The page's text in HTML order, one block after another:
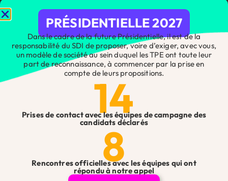
Vous avez une question ?
Que vous soyez artisan, commerçant, professionnel libéral
ou chef d’entreprise, n’hésitez pas à nous contacter pour
toute question ou demande, nos équipes se feront un plaisir
de vous répondre !
Contact
Êtes-vous adhérent ?
PRÉSIDENTIELLE 2027
Dans le cadre de la future Présidentielle, il est de la
responsabilité du SDI de proposer, voire d’exiger, avec vous,
un modèle de société au sein duquel les TPE ont toute leur
part de reconnaissance, à commencer par la prise en
compte de leurs propositions.
14
Prises de contact avec les équipes de campagne des
candidats déclarés
8
Rencontres officielles avec les équipes qui ont
répondu à notre appel